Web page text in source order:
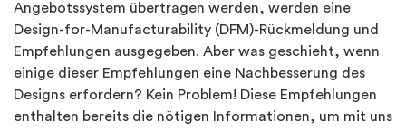
Angebotssystem übertragen werden, werden eine
Design-for-Manufacturability (DFM)-Rückmeldung und
Empfehlungen ausgegeben. Aber was geschieht, wenn
einige dieser Empfehlungen eine Nachbesserung des
Designs erfordern? Kein Problem! Diese Empfehlungen
enthalten bereits die nötigen Informationen, um mit uns